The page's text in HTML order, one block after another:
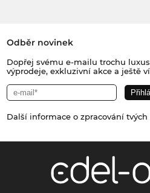
Odběr novinek
Dopřej svému e-mailu trochu
výprodeje, exkluzivní akce a ještě
Další informace o zpracování